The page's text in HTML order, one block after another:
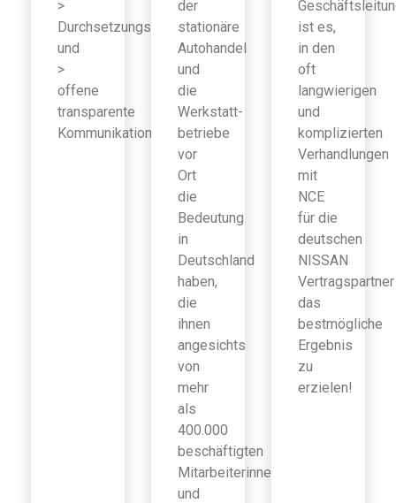
>
Durchsetzungsfähigkeit
und
>
offene
transparente
Kommunikation
der
stationäre
Autohandel
und
die
Werkstatt-
betriebe
vor
Ort
die
Bedeutung
in
Deutschland
haben,
die
ihnen
angesichts
von
mehr
als
400.000
beschäftigten
Mitarbeiterinnen
und
ist es,
in den
oft
langwierigen
und
komplizierten
Verhandlungen
mit
NCE
für die
deutschen
NISSAN
Vertragspartner
das
bestmögliche
Ergebnis
zu
erzielen!